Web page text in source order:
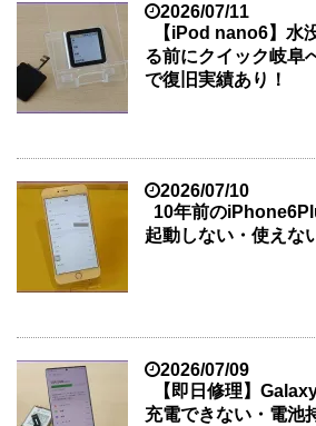
2026/07/11
【iPod nano6】水
る前にクイック岐阜
で復旧実績あり！
2026/07/10
10年前の
起動しない・使えな
2026/07/09
【即日修理】
充電できない・電池